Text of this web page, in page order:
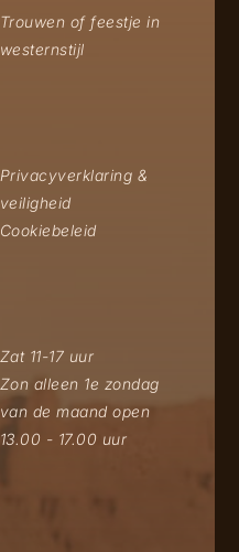
Trouwen of feestje in
westernstijl
Privacyverklaring &
veiligheid
Cookiebeleid
Zat 11-17 uur
Zon alleen 1e zondag
van de maand open
13.00 - 17.00 uur